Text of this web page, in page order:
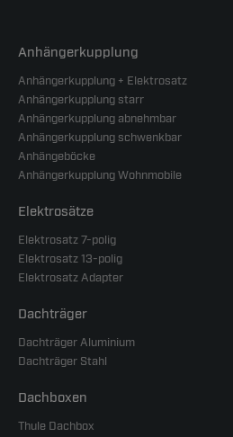
Anhängerkupplung
Anhängerkupplung + Elektrosatz
Anhängerkupplung starr
Anhängerkupplung abnehmbar
Anhängerkupplung schwenkbar
Anhängeböcke
Anhängerkupplung Wohnmobile
Elektrosätze
Elektrosatz 7-polig
Elektrosatz 13-polig
Elektrosatz Adapter
Dachträger
Dachträger Aluminium
Dachträger Stahl
Dachboxen
Thule Dachbox